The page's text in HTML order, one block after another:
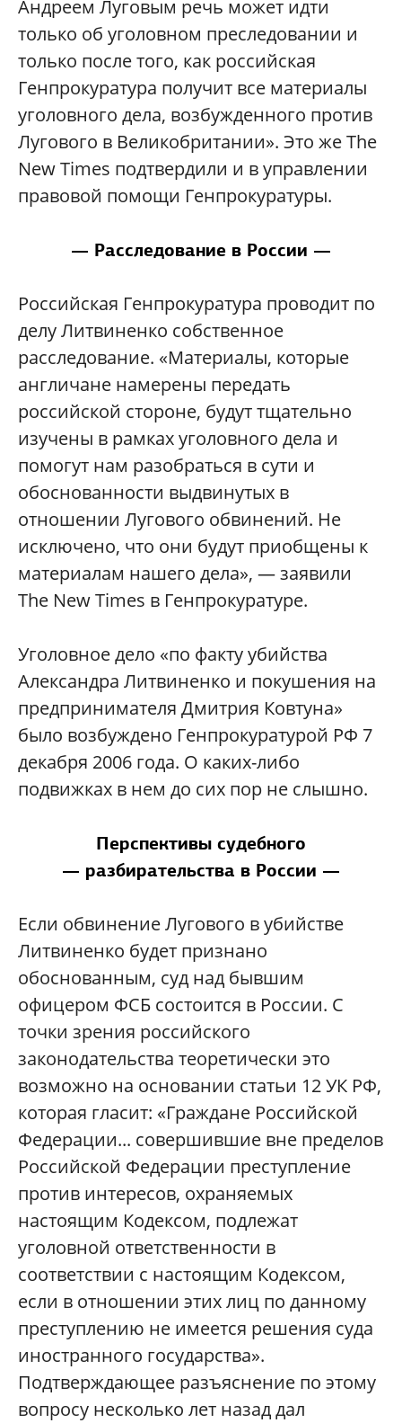
Андреем Луговым речь может идти
только об уголовном преследовании и
только после того, как российская
Генпрокуратура получит все материалы
уголовного дела, возбужденного против
Лугового в Великобритании». Это же The
New Times подтвердили и в управлении
правовой помощи Генпрокуратуры.
— Расследование в России —
Российская Генпрокуратура проводит по
делу Литвиненко собственное
расследование. «Материалы, которые
англичане намерены передать
российской стороне, будут тщательно
изучены в рамках уголовного дела и
помогут нам разобраться в сути и
обоснованности выдвинутых в
отношении Лугового обвинений. Не
исключено, что они будут приобщены к
материалам нашего дела», — заявили
The New Times в Генпрокуратуре.
Уголовное дело «по факту убийства
Александра Литвиненко и покушения на
предпринимателя Дмитрия Ковтуна»
было возбуждено Генпрокуратурой РФ 7
декабря 2006 года. О каких-либо
подвижках в нем до сих пор не слышно.
Перспективы судебного
— разбирательства в России —
Если обвинение Лугового в убийстве
Литвиненко будет признано
обоснованным, суд над бывшим
офицером ФСБ состоится в России. С
точки зрения российского
законодательства теоретически это
возможно на основании статьи 12 УК РФ,
которая гласит: «Граждане Российской
Федерации... совершившие вне пределов
Российской Федерации преступление
против интересов, охраняемых
настоящим Кодексом, подлежат
уголовной ответственности в
соответствии с настоящим Кодексом,
если в отношении этих лиц по данному
преступлению не имеется решения суда
иностранного государства».
Подтверждающее разъяснение по этому
вопросу несколько лет назад дал